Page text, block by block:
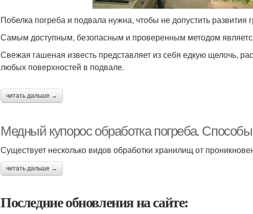
Побелка погреба и подвала нужна, чтобы не допустить развития
Самым доступным, безопасным и проверенным методом
Свежая гашеная известь представляет из себя едкую щелочь,
любых поверхностей в подвале.
читать дальше →
Медный купорос обработка погреба.
Существует несколько видов обработки хранилищ от
читать дальше →
Последние обновления на сайте: